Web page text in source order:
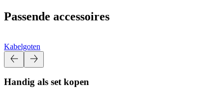
Passende accessoires
Kabelgoten
Handig als set kopen